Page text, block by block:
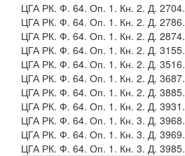
ЦГА РК. Ф. 64. Оп. 1. Кн. 2. Д. 2704.
ЦГА РК. Ф. 64. Оп. 1. Кн. 2. Д. 2786.
ЦГА РК. Ф. 64. Оп. 1. Кн. 2. Д. 2874.
ЦГА РК. Ф. 64. Оп. 1. Кн. 2. Д. 3155.
ЦГА РК. Ф. 64. Оп. 1. Кн. 2. Д. 3516.
ЦГА РК. Ф. 64. Оп. 1. Кн. 2. Д. 3687.
ЦГА РК. Ф. 64. Оп. 1. Кн. 2. Д. 3885.
ЦГА РК. Ф. 64. Оп. 1. Кн. 2. Д. 3931.
ЦГА РК. Ф. 64. Оп. 1. Кн. 3. Д. 3968.
ЦГА РК. Ф. 64. Оп. 1. Кн. 3. Д. 3969.
ЦГА РК. Ф. 64. Оп. 1. Кн. 3. Д. 3985.